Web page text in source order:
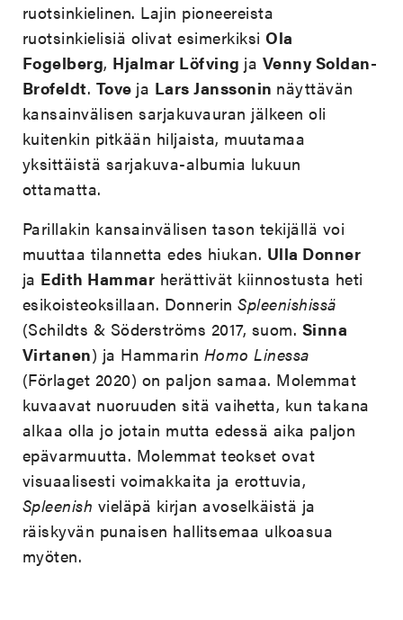
ruotsinkielinen. Lajin pioneereista
ruotsinkielisiä olivat esimerkiksiOla
Fogelberg, Hjalmar Löfving ja Venny Soldan-
Brofeldt. Tove ja Lars Janssonin näyttävän
kansainvälisen sarjakuvauran jälkeen oli
kuitenkin pitkään hiljaista, muutamaa
yksittäistä sarjakuva-albumia lukuun
ottamatta.
Parillakin kansainvälisen tason tekijällä voi
muuttaa tilannetta edes hiukan. Ulla Donner
ja Edith Hammar herättivät kiinnostusta heti
esikoisteoksillaan. DonnerinSpleenishissä
(Schildts & Söderströms 2017, suom. Sinna
Virtanen) ja Hammarin Homo Linessa
(Förlaget 2020) on paljon samaa. Molemmat
kuvaavat nuoruuden sitä vaihetta, kun takana
alkaa olla jo jotain mutta edessä aika paljon
epävarmuutta. Molemmat teokset ovat
visuaalisesti voimakkaita ja erottuvia,
Spleenish vieläpä kirjan avoselkäistä ja
räiskyvän punaisen hallitsemaa ulkoasua
myöten.